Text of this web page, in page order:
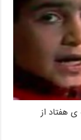
هفتاد از